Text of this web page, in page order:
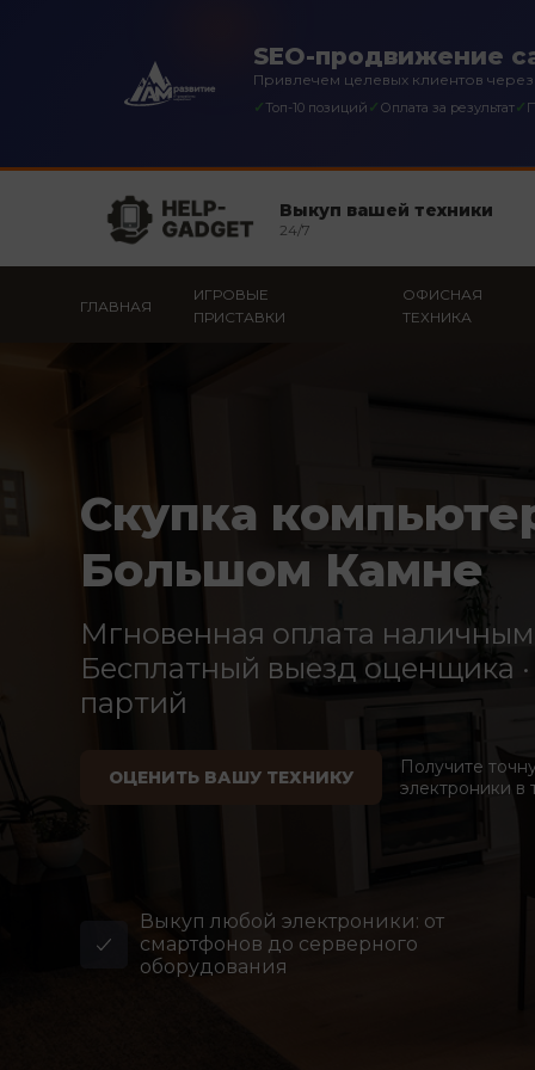
SEO-продвижение
Привлечем целевых клиентов
✓Топ-10 позиций ✓ Оплата за результат✓
Выкуп вашей техники
24/7
ГЛАВНАЯ
ИГРОВЫЕ
ПРИСТАВКИ
ОФИСНАЯ
ТЕХНИКА
Скупка
Большом Камне
Мгновенная оплата
Бесплатный выезд оценщика
партий
ОЦЕНИТЬ ВАШУ ТЕХНИКУ
Получите
электроники в
Выкуп любой электроники: от
смартфонов до серверного
оборудования